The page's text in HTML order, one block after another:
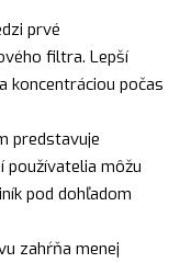
prvé
filtra. Lepší
koncentráciou počas
predstavuje
používatelia môžu
pod dohľadom
zahŕňa menej